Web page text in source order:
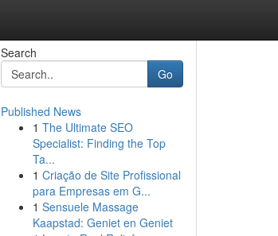
Search
Go
Published News
1 The Ultimate SEO
Specialist: Finding the Top
Ta...
1 Criação de Site Profissional
para Empresas em G...
1 Sensuele Massage
Kaapstad: Geniet en Geniet